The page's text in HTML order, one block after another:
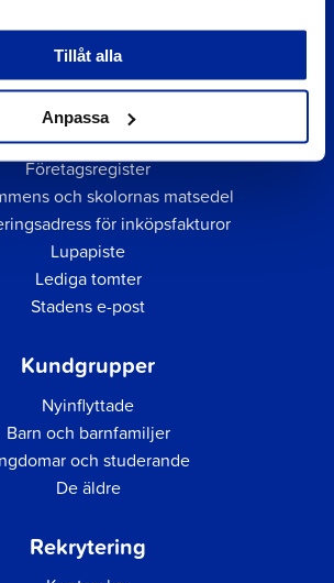
Tillåt alla
Anpassa
Snabblänkar
Företagsregister
och skolornas matsedel
för inköpsfakturor
Lupapiste
Lediga tomter
Stadens e-post
Kundgrupper
Nyinflyttade
Barn och barnfamiljer
och studerande
De äldre
Rekrytering